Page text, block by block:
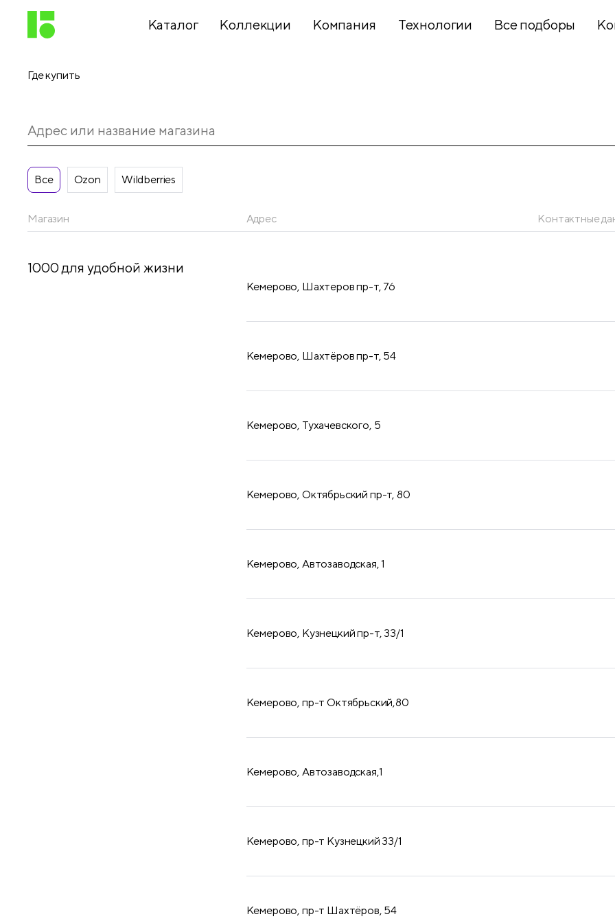
Каталог
принадлежности
Папки,
Школьный
Бумажная
Коллекции Компания Технологии Все подборы
Где купить
Все Ozon Wildberries
Магазин Адрес Контактные
1000 для удобной жизни
Кемерово, Шахтеров пр-т, 76
Кемерово, Шахтёров пр-т, 54
Кемерово, Тухачевского, 5
Кемерово, Октябрьский пр-т, 80
Кемерово, Автозаводская, 1
Кемерово, Кузнецкий пр-т, 33/1
​Кемерово, пр-т Октябрьский,80
​Кемерово, Автозаводская,1
​Кемерово, пр-т Кузнецкий 33/1
​Кемерово, пр-т Шахтёров, 54